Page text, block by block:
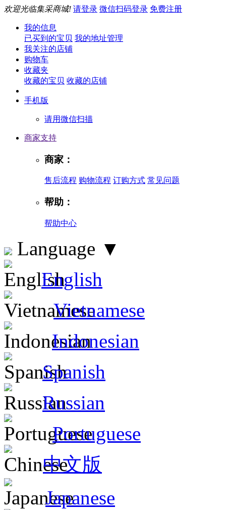
欢迎光临集采商城! 请登录 微信扫码登录 免费注册
我的信息
已买到的宝贝 我的地址管理
我关注的店铺
购物车
收藏夹
收藏的宝贝 收藏的店铺
手机版
请用微信扫描
商家支持
商家：
售后流程 购物流程 订购方式 常见问题
帮助：
帮助中心
Language ▼
English
Vietnamese
Indonesian
Spanish
Russian
Portuguese
中文版
Japanese